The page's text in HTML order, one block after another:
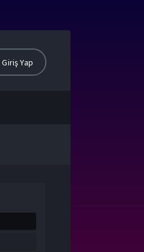
Giriş Yap